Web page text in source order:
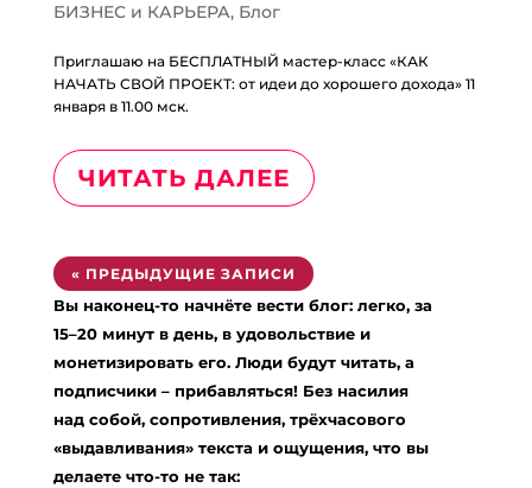
БИЗНЕС и КАРЬЕРА, Блог
Приглашаю на БЕСПЛАТНЫЙ мастер-класс «КАК
НАЧАТЬ СВОЙ ПРОЕКТ: от идеи до хорошего дохода» 11
января в 11.00 мск.
ЧИТАТЬ ДАЛЕЕ
« ПРЕДЫДУЩИЕ ЗАПИСИ
Вы наконец-то начнёте вести блог: легко, за
15–20 минут в день, в удовольствие и
монетизировать его. Люди будут читать, а
подписчики – прибавляться! Без насилия
над собой, сопротивления, трёхчасового
«выдавливания» текста и ощущения, что вы
делаете что-то не так: